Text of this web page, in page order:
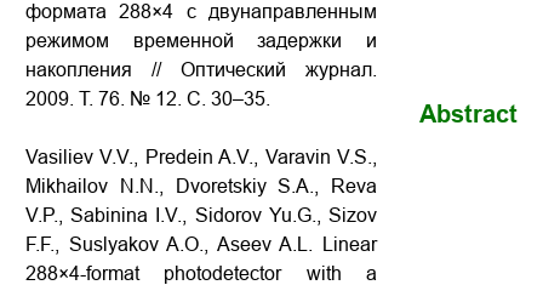
формата 288×4 с двунаправленным
режимом временной задержки и
накопления // Оптический журнал.
2009. Т. 76. № 12. С. 30–35.
Vasiliev V.V., Predein A.V., Varavin V.S.,
Mikhailov N.N., Dvoretskiy S.A., Reva
V.P., Sabinina I.V., Sidorov Yu.G., Sizov
F.F., Suslyakov A.O., Aseev A.L. Linear
288×4-format photodetector with a
Abstract